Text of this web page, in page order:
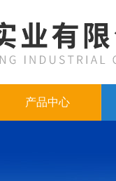
产品中心